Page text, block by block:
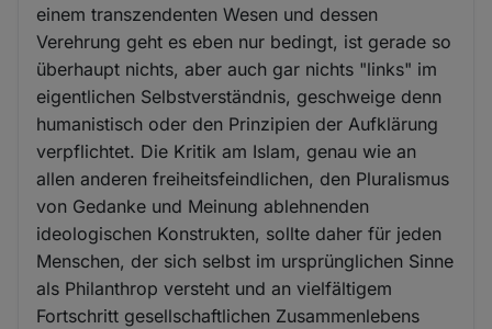
einem transzendenten Wesen und dessen
Verehrung geht es eben nur bedingt, ist gerade so
überhaupt nichts, aber auch gar nichts "links" im
eigentlichen Selbstverständnis, geschweige denn
humanistisch oder den Prinzipien der Aufklärung
verpflichtet. Die Kritik am Islam, genau wie an
allen anderen freiheitsfeindlichen, den Pluralismus
von Gedanke und Meinung ablehnenden
ideologischen Konstrukten, sollte daher für jeden
Menschen, der sich selbst im ursprünglichen Sinne
als Philanthrop versteht und an vielfältigem
Fortschritt gesellschaftlichen Zusammenlebens